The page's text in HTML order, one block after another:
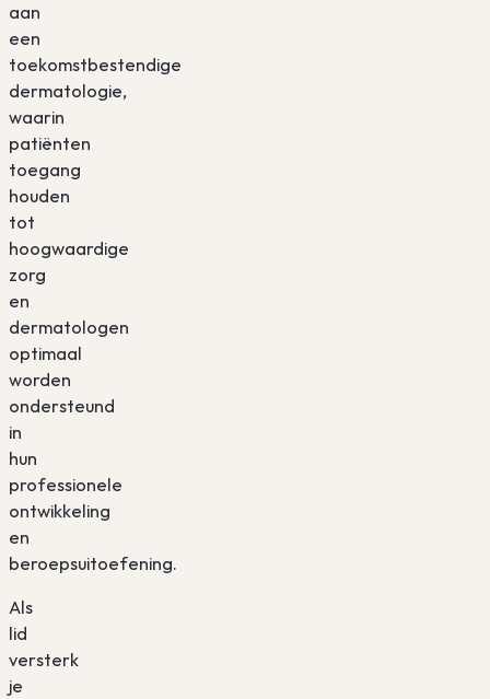
aan
een
toekomstbestendige
dermatologie,
waarin
patiënten
toegang
houden
tot
hoogwaardige
zorg
en
dermatologen
optimaal
worden
ondersteund
in
hun
professionele
ontwikkeling
en
beroepsuitoefening.
Als
lid
versterk
je